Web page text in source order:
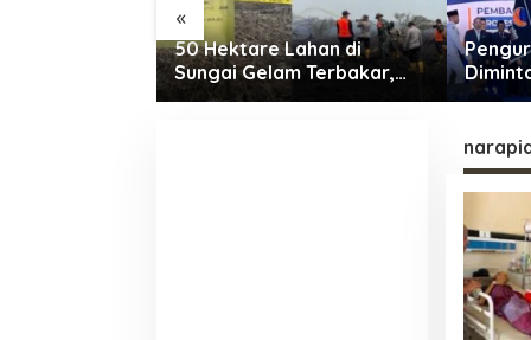
«
50 Hektare Lahan di
Sungai Gelam Terbakar,
Ratusan Personel dan Tiga